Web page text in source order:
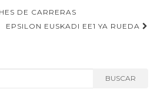
DE CARRERAS
EPSILON EUSKADI EE1 YA RUEDA
BUSCAR